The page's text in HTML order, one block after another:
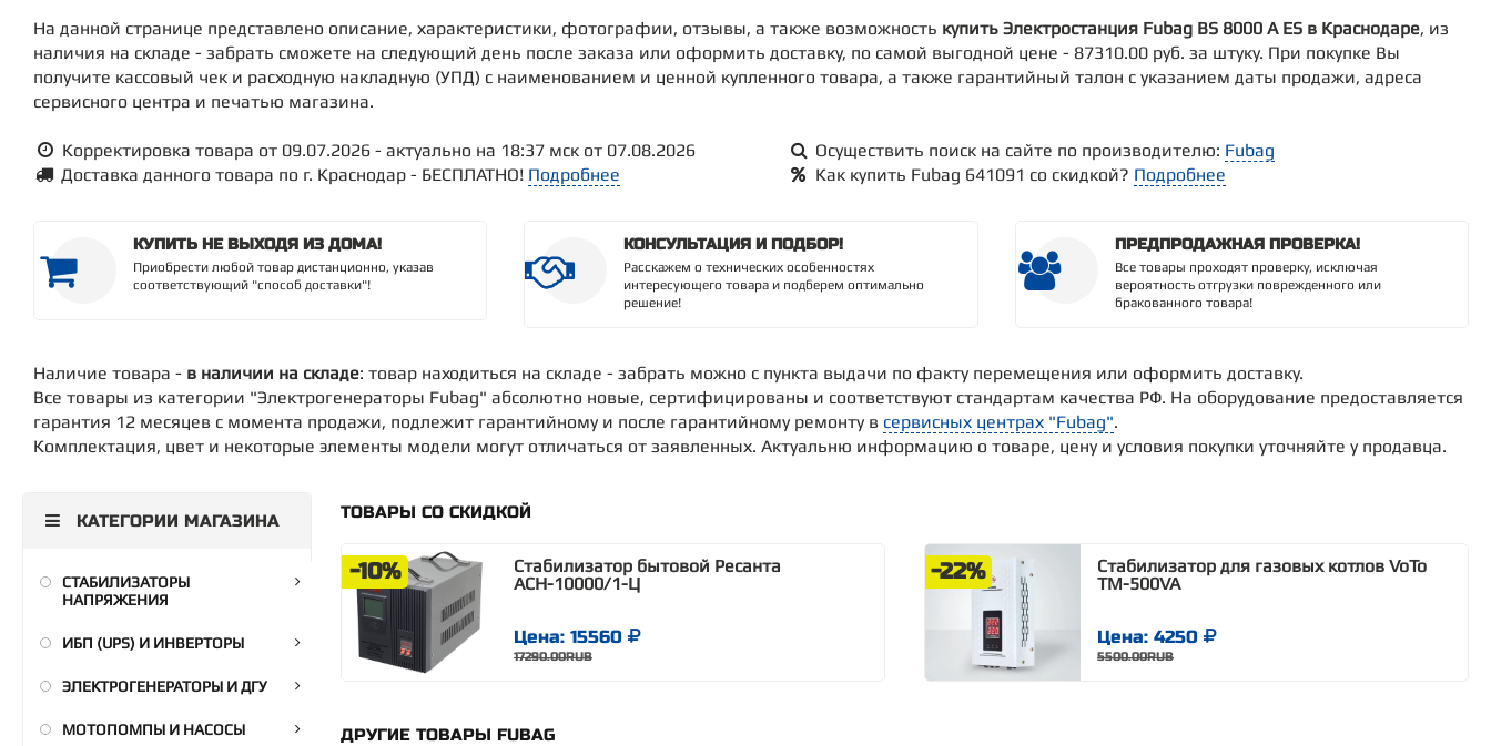
На данной странице представлено описание, характеристики, фотографии, отзывы, а также возможность купить Электростанция Fubag BS 8000 A ES в Краснодаре, из
наличия на складе - забрать сможете на следующий день после заказа или оформить доставку, по самой выгодной цене - 87310.00 руб. за штуку. При покупке Вы
получите кассовый чек и расходную накладную (УПД) с наименованием и ценной купленного товара, а также гарантийный талон с указанием даты продажи, адреса
сервисного центра и печатью магазина.
Корректировка товара от 09.07.2026 - актуально на 18:37 мск от 07.08.2026
Доставка данного товара по г. Краснодар - БЕСПЛАТНО! Подробнее
Осуществить поиск на сайте по производителю: Fubag
Как купить Fubag 641091 со скидкой? Подробнее
КУПИТЬ НЕ ВЫХОДЯ ИЗ ДОМА!
Приобрести любой товар дистанционно, указав
соответствующий "способ доставки"!
КОНСУЛЬТАЦИЯ И ПОДБОР!
Расскажем о технических особенностях
интересующего товара и подберем оптимально
решение!
ПРЕДПРОДАЖНАЯ ПРОВЕРКА!
Все товары проходят проверку, исключая
вероятность отгрузки поврежденного или
бракованного товара!
Наличие товара - в наличии на складе: товар находиться на складе - забрать можно с пункта выдачи по факту перемещения или оформить доставку.
Все товары из категории "Электрогенераторы Fubag" абсолютно новые, сертифицированы и соответствуют стандартам качества РФ. На оборудование предоставляется
гарантия 12 месяцев с момента продажи, подлежит гарантийному и после гарантийному ремонту в сервисных центрах "Fubag".
Комплектация, цвет и некоторые элементы модели могут отличаться от заявленных. Актуальню информацию о товаре, цену и условия покупки уточняйте у продавца.
ТОВАРЫ СО СКИДКОЙ
-10%
Стабилизатор бытовой Ресанта
АСН-10000/1-Ц
Цена: 15560
17290.00RUB
-22%
Стабилизатор для газовых котлов VoTo
TM-500VA
Цена: 4250
5500.00RUB
ДРУГИЕ ТОВАРЫ FUBAG
КАТЕГОРИИ МАГАЗИНА
СТАБИЛИЗАТОРЫ
НАПРЯЖЕНИЯ
ИБП (UPS) И ИНВЕРТОРЫ
ЭЛЕКТРОГЕНЕРАТОРЫ И ДГУ
МОТОПОМПЫ И НАСОСЫ